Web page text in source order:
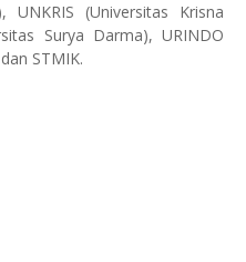
UNKRIS (Universitas Krisna
Surya Darma), URINDO
STMIK.